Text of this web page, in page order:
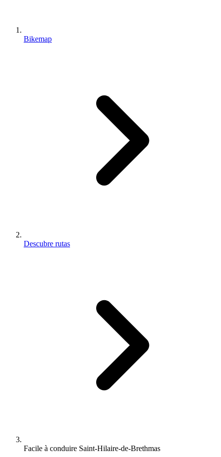
Bikemap
Descubre rutas
Facile à conduire Saint-Hilaire-de-Brethmas